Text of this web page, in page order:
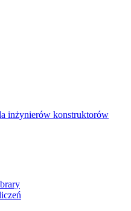
inżynierów konstruktorów